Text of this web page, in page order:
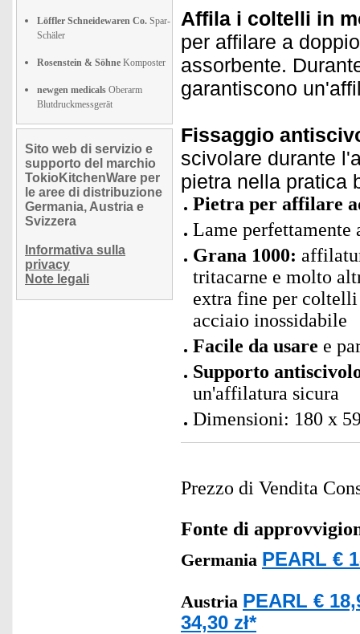
Löffler Schneidewaren Co. Spar-
Schäler
Rosenstein & Söhne Komposter
newgen medicals Oberarm
Blutdruckmessgerät
Sito web di servizio e
supporto del marchio
TokioKitchenWare per
le aree di distribuzione
Germania, Austria e
Svizzera
Informativa sulla
privacy
Note legali
Affila i coltelli in
per affilare a
assorbente.
garantiscono
Fissaggio
scivolare durante
pietra nella pratica
Pietra per affilare
Lame perfettamente
Grana 1000:
tritacarne e molto
extra fine per
acciaio inossidabile
Facile da usare e
Supporto
un'affilatura sicura
Dimensioni: 180 x
Prezzo di Vendita
Fonte di
Germania PEARL €
Austria PEARL €
34,30 zł*